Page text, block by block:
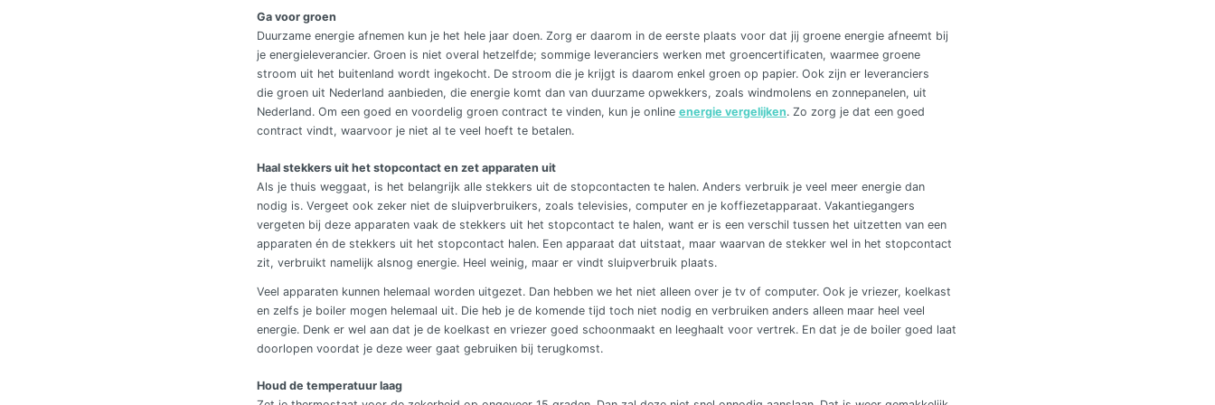
Ga voor groen
Duurzame energie afnemen kun je het hele jaar doen. Zorg er daarom in de eerste plaats voor dat jij groene energie afneemt bij
je energieleverancier. Groen is niet overal hetzelfde; sommige leveranciers werken met groencertificaten, waarmee groene
stroom uit het buitenland wordt ingekocht. De stroom die je krijgt is daarom enkel groen op papier. Ook zijn er leveranciers
die groen uit Nederland aanbieden, die energie komt dan van duurzame opwekkers, zoals windmolens en zonnepanelen, uit
Nederland. Om een goed en voordelig groen contract te vinden, kun je online energie vergelijken. Zo zorg je dat een goed
contract vindt, waarvoor je niet al te veel hoeft te betalen.
Haal stekkers uit het stopcontact en zet apparaten uit
Als je thuis weggaat, is het belangrijk alle stekkers uit de stopcontacten te halen. Anders verbruik je veel meer energie dan
nodig is. Vergeet ook zeker niet de sluipverbruikers, zoals televisies, computer en je koffiezetapparaat. Vakantiegangers
vergeten bij deze apparaten vaak de stekkers uit het stopcontact te halen, want er is een verschil tussen het uitzetten van een
apparaten én de stekkers uit het stopcontact halen. Een apparaat dat uitstaat, maar waarvan de stekker wel in het stopcontact
zit, verbruikt namelijk alsnog energie. Heel weinig, maar er vindt sluipverbruik plaats.
Veel apparaten kunnen helemaal worden uitgezet. Dan hebben we het niet alleen over je tv of computer. Ook je vriezer, koelkast
en zelfs je boiler mogen helemaal uit. Die heb je de komende tijd toch niet nodig en verbruiken anders alleen maar heel veel
energie. Denk er wel aan dat je de koelkast en vriezer goed schoonmaakt en leeghaalt voor vertrek. En dat je de boiler goed laat
doorlopen voordat je deze weer gaat gebruiken bij terugkomst.
Houd de temperatuur laag